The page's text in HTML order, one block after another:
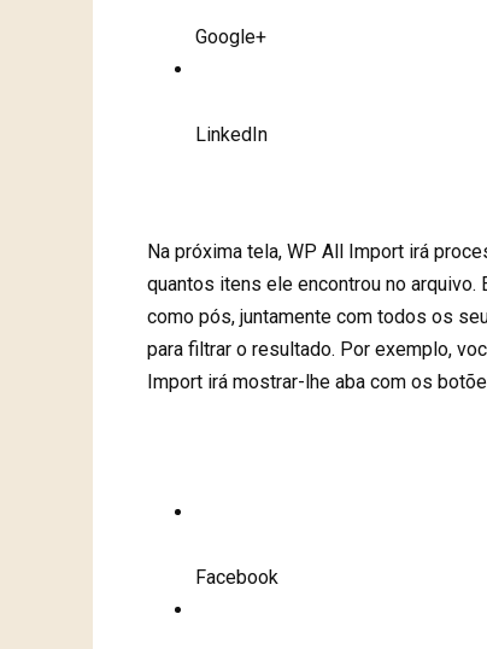
Google+
LinkedIn
Na próxima tela, WP All Import irá
quantos itens ele encontrou no
como pós, juntamente com todos os
para filtrar o resultado. Por exemplo,
Import irá mostrar-lhe aba com os
Facebook